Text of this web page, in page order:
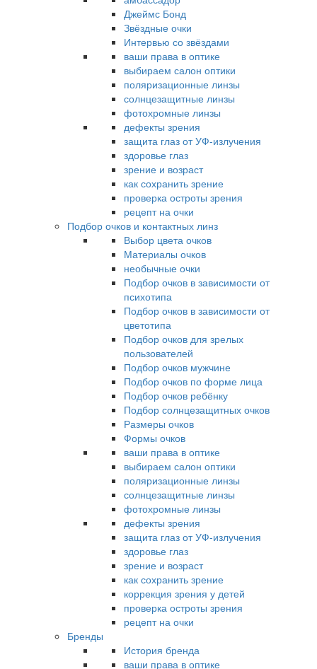
Джеймс Бонд
Звёздные очки
Интервью со звёздами
ваши права в оптике
выбираем салон оптики
поляризационные линзы
солнцезащитные линзы
фотохромные линзы
дефекты зрения
защита глаз от УФ-излучения
здоровье глаз
зрение и возраст
как сохранить зрение
проверка остроты зрения
рецепт на очки
Подбор очков и контактных линз
Выбор цвета очков
Материалы очков
необычные очки
Подбор очков в зависимости от
психотипа
Подбор очков в зависимости от
цветотипа
Подбор очков для зрелых
пользователей
Подбор очков мужчине
Подбор очков по форме лица
Подбор очков ребёнку
Подбор солнцезащитных очков
Размеры очков
Формы очков
ваши права в оптике
выбираем салон оптики
поляризационные линзы
солнцезащитные линзы
фотохромные линзы
дефекты зрения
защита глаз от УФ-излучения
здоровье глаз
зрение и возраст
как сохранить зрение
коррекция зрения у детей
проверка остроты зрения
рецепт на очки
Бренды
История бренда
ваши права в оптике